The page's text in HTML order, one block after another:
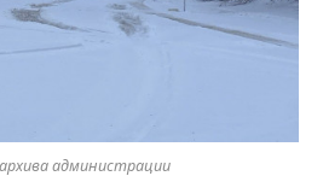
администрации